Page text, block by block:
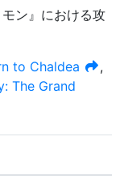
ン』における攻
to Chaldea
,
The Grand